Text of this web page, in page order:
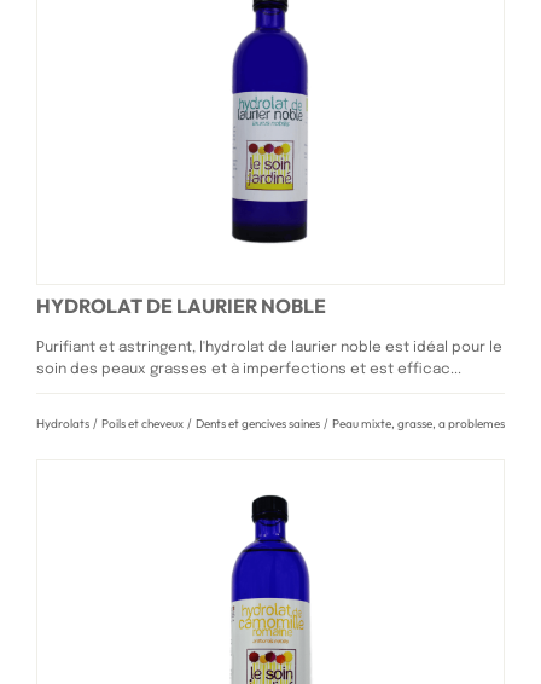
HYDROLAT DE LAURIER NOBLE
Purifiant et astringent, l'hydrolat de laurier noble est idéal pour le
soin des peaux grasses et à imperfections et est efficac...
Hydrolats / Poils et cheveux / Dents et gencives saines / Peau mixte, grasse, a problemes